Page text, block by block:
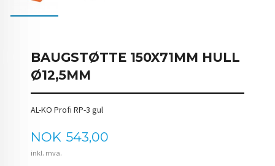
BAUGSTØTTE 150X71MM HULL
Ø12,5MM
AL-KO Profi RP-3 gul
Pris
NOK 543,00
inkl. mva.